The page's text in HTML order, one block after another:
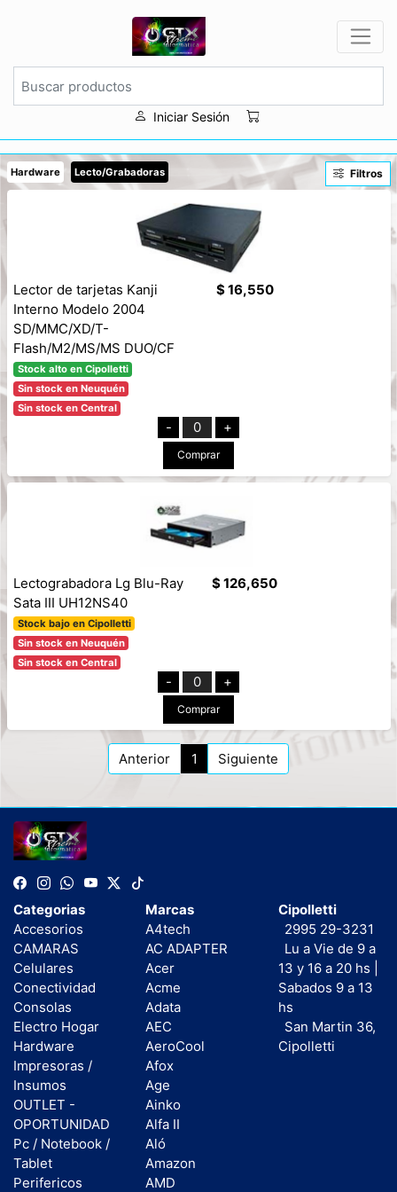
Iniciar Sesión
Hardware Lecto/Grabadoras Filtros
Lector de tarjetas Kanji
Interno Modelo 2004
SD/MMC/XD/T-
Flash/M2/MS/MS DUO/CF
Stock alto en Cipolletti
Sin stock en Neuquén
Sin stock en Central
$ 16,550
- 0 +
Comprar
Lectograbadora Lg Blu-Ray
Sata III UH12NS40
Stock bajo en Cipolletti
Sin stock en Neuquén
Sin stock en Central
$ 126,650
- 0 +
Comprar
Anterior 1 Siguiente
Categorias
Accesorios
CAMARAS
Celulares
Conectividad
Consolas
Electro Hogar
Hardware
Impresoras /
Insumos
OUTLET -
OPORTUNIDAD
Pc / Notebook /
Tablet
Perifericos
Marcas
A4tech
AC ADAPTER
Acer
Acme
Adata
AEC
AeroCool
Afox
Age
Ainko
Alfa II
Aló
Amazon
AMD
Cipolletti
2995 29-3231
Lu a Vie de 9 a
13 y 16 a 20 hs |
Sabados 9 a 13
hs
San Martin 36,
Cipolletti